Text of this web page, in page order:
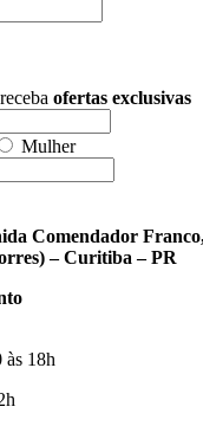
ofertas exclusivas
Mulher
Comendador
– Curitiba – PR
às 18h